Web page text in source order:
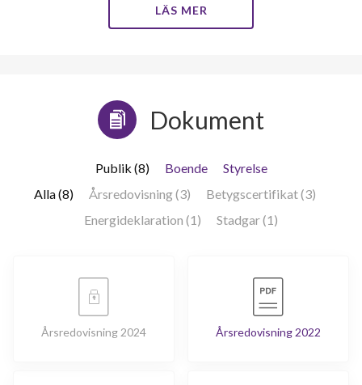
LÄS MER
Dokument
Publik (8) Boende
Styrelse
Alla (8)
Årsredovisning (3)
Betygscertifikat (3)
Energideklaration (1)
Stadgar (1)
Årsredovisning 2024 Årsredovisning 2022